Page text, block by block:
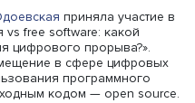
лечить, судить или
вопросы обсуждались
промышленной
представители